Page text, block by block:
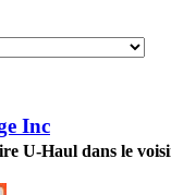
Inc
U-Haul dans le